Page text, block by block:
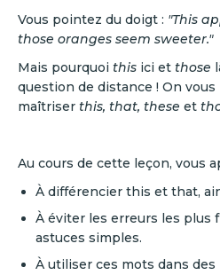
Vous pointez du doigt : "This
those oranges seem sweeter."
Mais pourquoi this ici et those
question de distance ! On
maîtriser this, that, these et
Au cours de cette leçon, vous
À différencier this et that,
À éviter les erreurs les plus
astuces simples.
À utiliser ces mots dans